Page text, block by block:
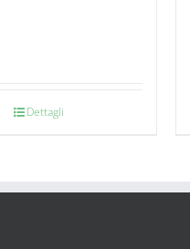
Dettagli